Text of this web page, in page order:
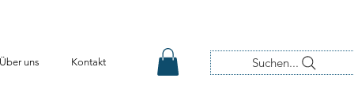
Über uns Kontakt Suchen...